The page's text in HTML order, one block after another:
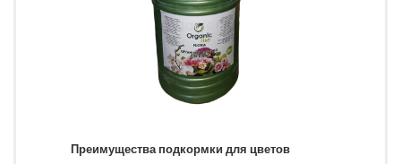
Преимущества подкормки для цветов